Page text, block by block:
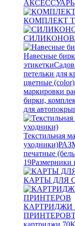
КОМПЛЕКТ
Навесные
этикетки
петельки для
цветные (color)
маркировки
бирки,
для
Текстильная
уходники)
печатные
19Размерники
КАРТЫ ДЛЯ
КАРТРИДЖИ
ПРИНТЕРОВ
картриджи 70